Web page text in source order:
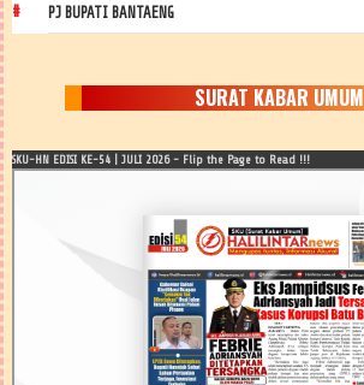
PJ BUPATI BANTAENG
SURAT KABAR UMUM
SKU-HN EDISI KE-54 | JULI 2026 - Flip the Page to Read !!!